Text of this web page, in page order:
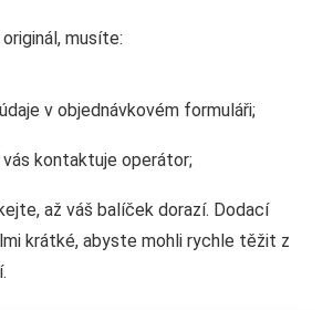
musíte:
v objednávkovém formuláři;
kontaktuje operátor;
až váš balíček dorazí. Dodací
krátké, abyste mohli rychle těžit z